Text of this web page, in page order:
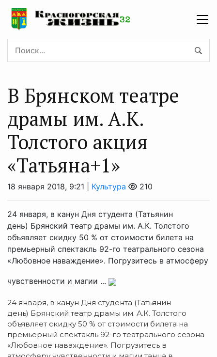
В Брянском театре
драмы им. А.К.
Толстого акция
«Татьяна+1»
18 января 2018, 9:21 | Культура 210
24 января, в канун Дня студента (Татьянин
день) Брянский театр драмы им. А.К. Толстого
объявляет скидку 50 % от стоимости билета на
премьерный спектакль 92-го театрального сезона
«Любовное наваждение». Погрузитесь в атмосферу
чувственности и магии ...
24 января, в канун Дня студента (Татьянин
день) Брянский театр драмы им. А.К. Толстого
объявляет скидку 50 % от стоимости билета на
премьерный спектакль 92-го театрального сезона
«Любовное наваждение». Погрузитесь в